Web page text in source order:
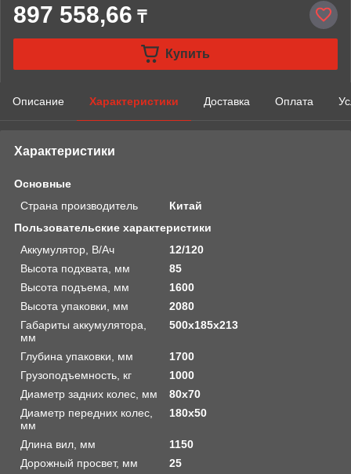
897 558,66 ₸
Купить
Описание Характеристики Доставка Оплата
Характеристики
Основные
Страна производитель
Китай
Пользовательские характеристики
Аккумулятор, В/Ач
12/120
Высота подхвата, мм
85
Высота подъема, мм
1600
Высота упаковки, мм
2080
Габариты аккумулятора,
мм
500х185х213
Глубина упаковки, мм
1700
Грузоподъемность, кг
1000
Диаметр задних колес, мм
80х70
Диаметр передних колес,
мм
180х50
Длина вил, мм
1150
Дорожный просвет, мм
25